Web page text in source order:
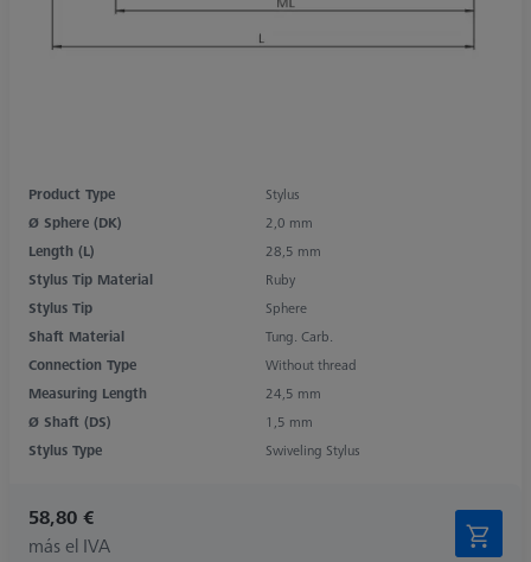
Product Type
Stylus
Ø Sphere (DK)
2,0 mm
Length (L)
28,5 mm
Stylus Tip Material
Ruby
Stylus Tip
Sphere
Shaft Material
Tung. Carb.
Connection Type
Without thread
Measuring Length
24,5 mm
Ø Shaft (DS)
1,5 mm
Stylus Type
Swiveling Stylus
58,80 €
más el IVA